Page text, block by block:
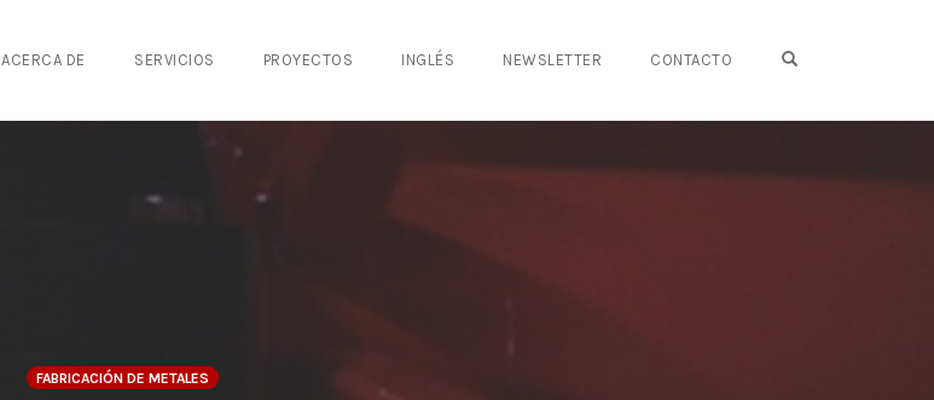
ACERCA DE SERVICIOS PROYECTOS INGLÉS NEWSLETTER CONTACTO
FABRICACIÓN DE METALES